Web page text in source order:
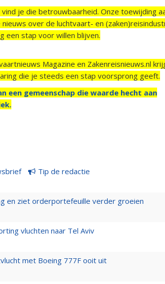
je die betrouwbaarheid. Onze toewijding
over de luchtvaart- en
een stap voor willen blijven.
Magazine en Zakenreisnieuws.nl
die je steeds een stap voorsprong geeft.
een gemeenschap die waarde hecht aan
Tip de redactie
en ziet orderportefeuille verder groeien
vluchten naar Tel Aviv
met Boeing 777F ooit uit